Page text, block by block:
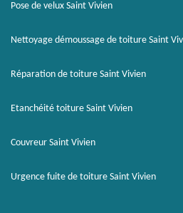
Pose de velux Saint Vivien
Nettoyage démoussage de toiture Saint
Réparation de toiture Saint Vivien
Etanchéité toiture Saint Vivien
Couvreur Saint Vivien
Urgence fuite de toiture Saint Vivien